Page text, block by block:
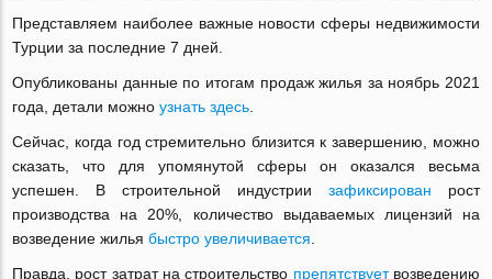
Представляем наиболее важные новости сферы недвижимости
Турции за последние 7 дней.
Опубликованы данные по итогам продаж жилья за ноябрь 2021
года, детали можноузнать здесь
Cейчас, когда год стремительно близится к завершению, можно
сказать, что для упомянутой сферы он оказался весьма
успешен. В строительной индустрии зафиксирован рост
производства на 20%, количество выдаваемых лицензий на
возведение жильябыстро увеличивается
Правда, рост затрат на строительство препятствуетвозведению